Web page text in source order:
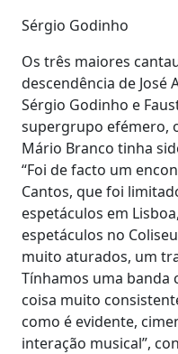
Sérgio Godinho
Os três maiores
descendência de José
Sérgio Godinho e
supergrupo efémero,
Mário Branco tinha
“Foi de facto um
Cantos, que foi
espetáculos em
espetáculos no
muito aturados, um
Tínhamos uma banda
coisa muito
como é evidente,
interação musical”,